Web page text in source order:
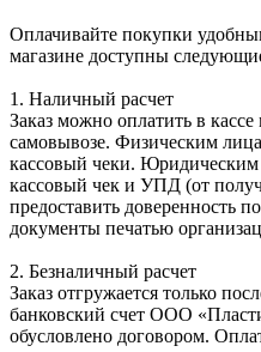
Оплачивайте покупки
магазине доступны
1. Наличный расчет
Заказ можно оплатить в кассе
самовывозе. Физическим
кассовый чеки. Юридическим
кассовый чек и УПД (от
предоставить доверенность
документы печатью
2. Безналичный расчет
Заказ отгружается только
банковский счет ООО
обусловлено договором.